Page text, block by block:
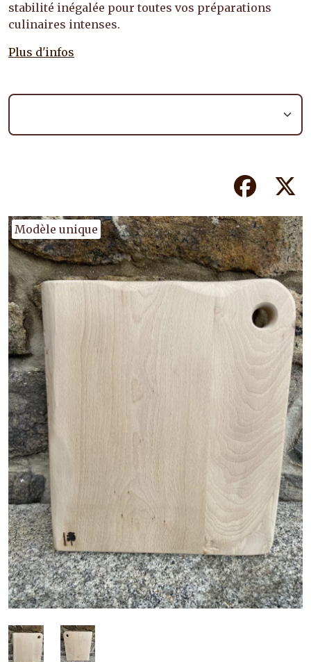
Modèle unique
stabilité inégalée pour toutes vos préparations
culinaires intenses.
Plus d'infos
Facebook